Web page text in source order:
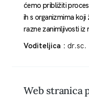
ćemo približiti
ih s organizmima
razne zanimljivosti iz
Voditeljica : dr.sc.
Web stranica